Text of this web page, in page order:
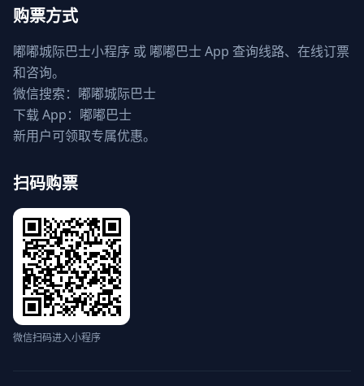
购票方式
嘟嘟城际巴士小程序 或 嘟嘟巴士 App 查询线路、在线订票
和咨询。
微信搜索：嘟嘟城际巴士
下载 App：嘟嘟巴士
新用户可领取专属优惠。
扫码购票
微信扫码进入小程序